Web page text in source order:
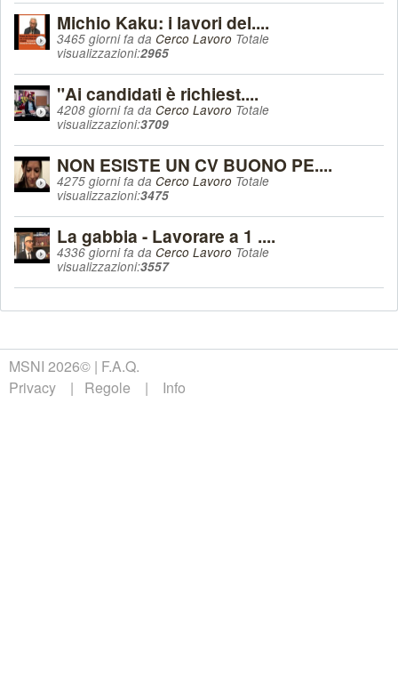
Michio Kaku: i lavori del....
3465 giorni fa da Cerco Lavoro Totale
visualizzazioni:2965
"Ai candidati è richiest....
4208 giorni fa da Cerco Lavoro Totale
visualizzazioni:3709
NON ESISTE UN CV BUONO PE....
4275 giorni fa da Cerco Lavoro Totale
visualizzazioni:3475
La gabbia - Lavorare a 1 ....
4336 giorni fa da Cerco Lavoro Totale
visualizzazioni:3557
MSNI 2026© F.A.Q.
Privacy
Regole Info